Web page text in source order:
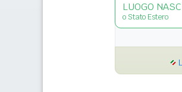
LUOGO
o Stato Estero